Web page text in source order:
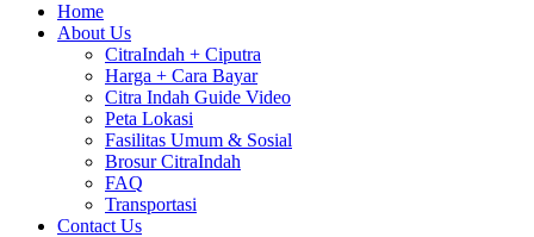
Home
About Us
CitraIndah + Ciputra
Harga + Cara Bayar
Citra Indah Guide Video
Peta Lokasi
Fasilitas Umum & Sosial
Brosur CitraIndah
FAQ
Transportasi
Contact Us